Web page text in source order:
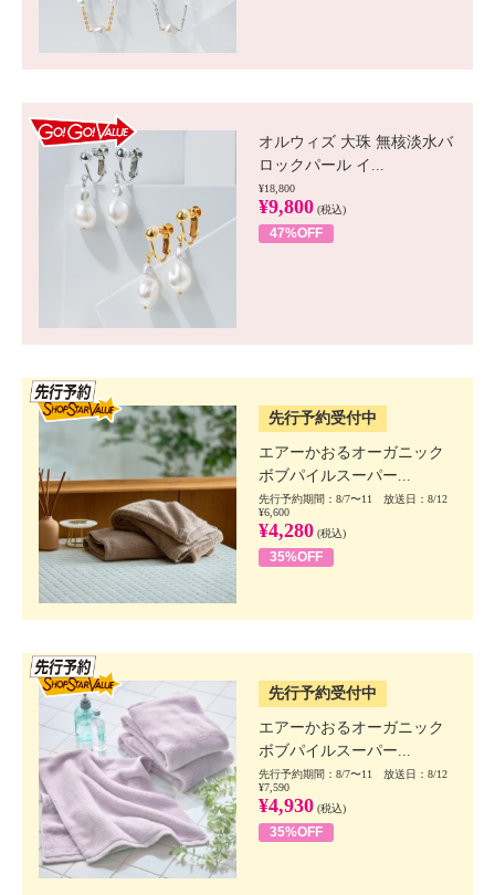
オルウィズ 大珠 無核淡水バ
ロックパール イ...
¥18,800
¥9,800 (税込)
47%OFF
先行予約受付中
エアーかおるオーガニック
ボブパイルスーパー...
先行予約期間：8/7〜11 放送日：8/12
¥6,600
¥4,280 (税込)
35%OFF
先行予約受付中
エアーかおるオーガニック
ボブパイルスーパー...
先行予約期間：8/7〜11 放送日：8/12
¥7,590
¥4,930 (税込)
35%OFF